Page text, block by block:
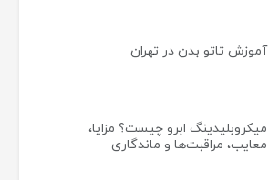
آموزش تاتو بدن در تهران
میکروبلیدینگ ابرو چیست؟ مزایا،
معایب، مراقبت‌ها و ماندگاری